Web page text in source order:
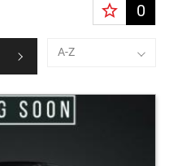
star_border 0
A-Z